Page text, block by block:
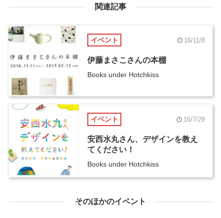
関連記事
イベント 16/11/8
伊藤まさこさんの本棚
Books under Hotchkiss
イベント 16/7/29
安西水丸さん、デザインを教え
てください！
Books under Hotchkiss
そのほかのイベント